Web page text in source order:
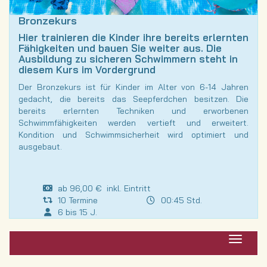
Bronzekurs
Hier trainieren die Kinder ihre bereits erlernten
Fähigkeiten und bauen Sie weiter aus. Die
Ausbildung zu sicheren Schwimmern steht in
diesem Kurs im Vordergrund
Der Bronzekurs ist für Kinder im Alter von 6-14 Jahren
gedacht, die bereits das Seepferdchen besitzen. Die
bereits erlernten Techniken und erworbenen
Schwimmfähigkeiten werden vertieft und erweitert.
Kondition und Schwimmsicherheit wird optimiert und
ausgebaut.
ab 96,00 € inkl. Eintritt
10 Termine
00:45 Std.
6 bis 15 J.